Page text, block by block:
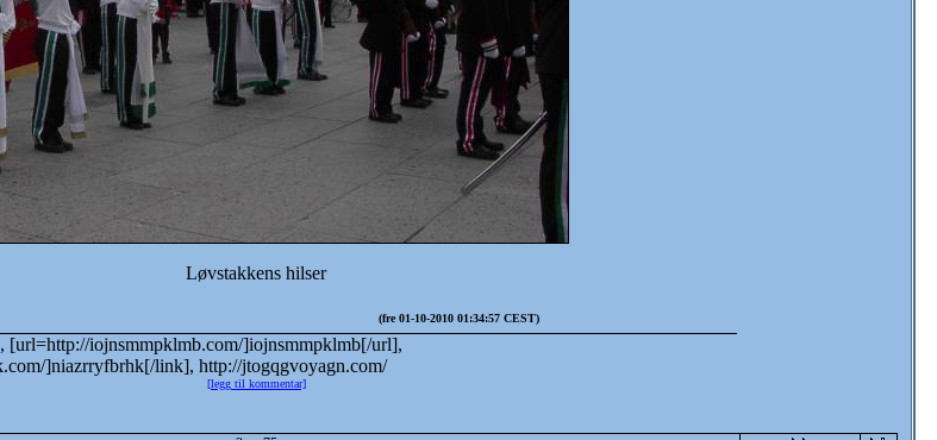
Løvstakkens hilser
(fre 01-10-2010 01:34:57 CEST)
[url=http://iojnsmmpklmb.com/]iojnsmmpklmb[/url],
]niazrryfbrhk[/link], http://jtogqgvoyagn.com/
[legg til kommentar]